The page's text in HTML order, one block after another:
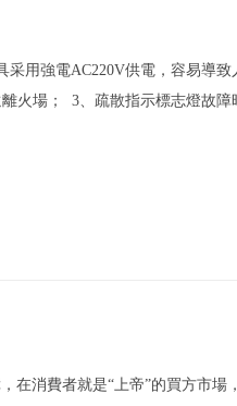
用強電AC220V供電，容易導致
火場； 3、疏散指示標志燈故障
在消費者就是“上帝”的買方市場